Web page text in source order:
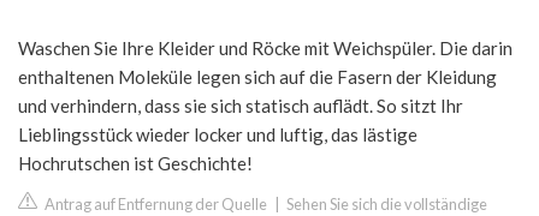
Waschen Sie Ihre Kleider und Röcke mit Weichspüler. Die darin
enthaltenen Moleküle legen sich auf die Fasern der Kleidung
und verhindern, dass sie sich statisch auflädt. So sitzt Ihr
Lieblingsstück wieder locker und luftig, das lästige
Hochrutschen ist Geschichte!
Antrag auf Entfernung der Quelle Sehen Sie sich die vollständige